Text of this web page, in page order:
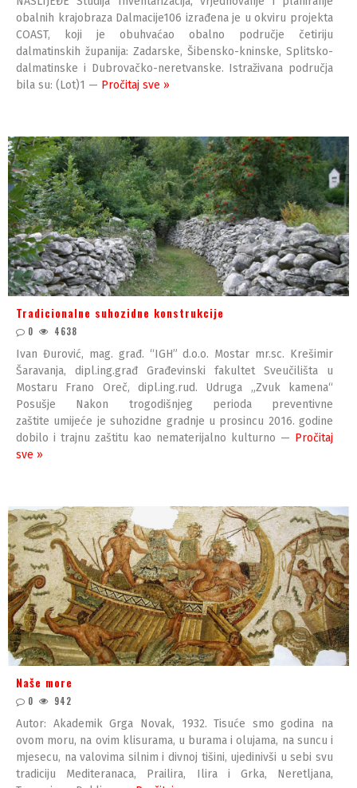
obalnih krajobraza Dalmacije106 izrađena je u okviru projekta
COAST, koji je obuhvaćao obalno područje četiriju
dalmatinskih županija: Zadarske, Šibensko-kninske, Splitsko-
dalmatinske i Dubrovačko-neretvanske. Istraživana područja
bila su: (Lot)1 — Pročitaj sve »
Tradicionalne suhozidne konstrukcije
0 4638
Ivan Đurović, mag. građ. “IGH” d.o.o. Mostar mr.sc. Krešimir
Šaravanja, dipl.ing.građ Građevinski fakultet Sveučilišta u
Mostaru Frano Oreč, dipl.ing.rud. Udruga „Zvuk kamena“
Posušje Nakon trogodišnjeg perioda preventivne
zaštite umijeće je suhozidne gradnje u prosincu 2016. godine
dobilo i trajnu zaštitu kao nematerijalno kulturno — Pročitaj
sve »
Naše more
0 942
Autor: Akademik Grga Novak, 1932. Tisuće smo godina na
ovom moru, na ovim klisurama, u burama i olujama, na suncu i
mjesecu, na valovima silnim i divnoj tišini, ujedinivši u sebi svu
tradiciju Mediteranaca, Prailira, Ilira i Grka, Neretljana,